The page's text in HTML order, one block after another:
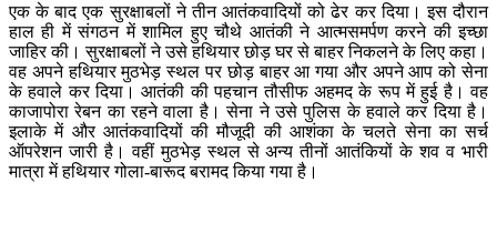
एक के बाद एक सुरक्षाबलों ने तीन आतंकवादियों को ढेर कर दिया। इस दौरान
हाल ही में संगठन में शामिल हुए चौथे आतंकी ने आत्मसमर्पण करने की इच्छा
जाहिर की। सुरक्षाबलों ने उसे हथियार छोड़ घर से बाहर निकलने के लिए कहा।
वह अपने हथियार मुठभेड़ स्थल पर छोड़ बाहर आ गया और अपने आप को सेना
के हवाले कर दिया। आतंकी की पहचान तौसीफ अहमद के रूप में हुई है। वह
काजापोरा रेबन का रहने वाला है। सेना ने उसे पुलिस के हवाले कर दिया है।
इलाके में और आतंकवादियों की मौजूदी की आशंका के चलते सेना का सर्च
ऑपरेशन जारी है। वहीं मुठभेड़ स्थल से अन्य तीनों आतंकियों के शव व भारी
मात्रा में हथियार गोला-बारूद बरामद किया गया है।